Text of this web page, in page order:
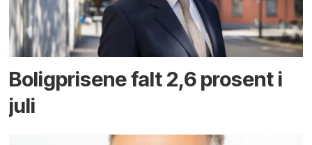
Boligprisene falt 2,6 prosent i
juli